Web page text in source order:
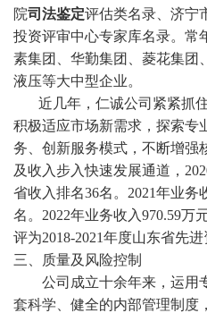
院司法鉴定评估类名录、济宁
投资评审中心专家库名录。常
素集团、华勤集团、菱花集团
液压等大中型企业。
近几年，仁诚公司紧紧抓住
积极适应市场新需求，探索专
务、创新服务模式，不断增强
及收入步入快速发展通道，
省收入排名36名。2021年业务
名。2022年业务收入970.59万
评为2018-2021年度山东省先进
三、质量及风险控制
公司成立十余年来，运用
套科学、健全的内部管理制度